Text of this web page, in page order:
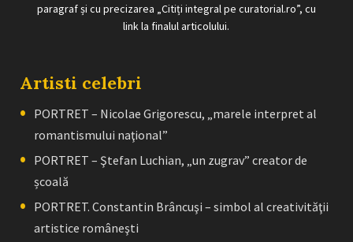
paragraf și cu precizarea „Citiți integral pe curatorial.ro”, cu
link la finalul articolului.
Artisti celebri
PORTRET – Nicolae Grigorescu, „marele interpret al
romantismului naţional”
PORTRET – Ştefan Luchian, „un zugrav” creator de
școală
PORTRET. Constantin Brâncuşi – simbol al creativităţii
artistice româneşti